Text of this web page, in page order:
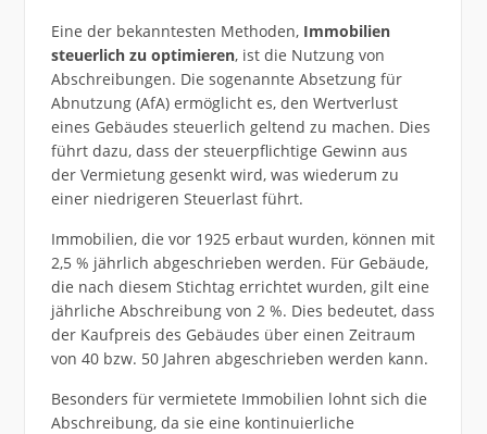
Eine der bekanntesten Methoden, Immobilien
steuerlich zu optimieren, ist die Nutzung von
Abschreibungen. Die sogenannte Absetzung für
Abnutzung (AfA) ermöglicht es, den Wertverlust
eines Gebäudes steuerlich geltend zu machen. Dies
führt dazu, dass der steuerpflichtige Gewinn aus
der Vermietung gesenkt wird, was wiederum zu
einer niedrigeren Steuerlast führt.
Immobilien, die vor 1925 erbaut wurden, können mit
2,5 % jährlich abgeschrieben werden. Für Gebäude,
die nach diesem Stichtag errichtet wurden, gilt eine
jährliche Abschreibung von 2 %. Dies bedeutet, dass
der Kaufpreis des Gebäudes über einen Zeitraum
von 40 bzw. 50 Jahren abgeschrieben werden kann.
Besonders für vermietete Immobilien lohnt sich die
Abschreibung, da sie eine kontinuierliche